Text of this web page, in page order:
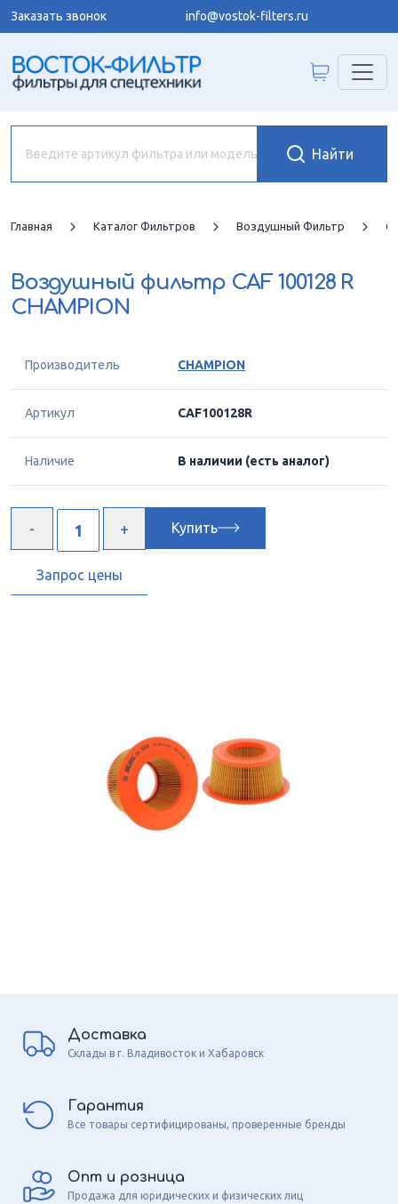
Заказать звонок info@vostok-filters.ru
Главная Каталог Фильтров Воздушный Фильтр
Воздушный фильтр CAF 100128 R
CHAMPION
Производитель CHAMPION
Артикул CAF100128R
Наличие В наличии (есть аналог)
Купить
Запрос цены
Доставка
Склады в г. Владивосток и Хабаровск
Гарантия
Все товары сертифицированы, проверенные бренды
Опт и розница
Продажа для юридических и физических лиц